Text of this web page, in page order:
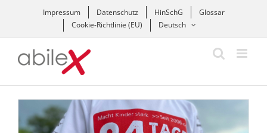
Impressum Datenschutz HinSchG
Glossar
Cookie-Richtlinie (EU)
Deutsch